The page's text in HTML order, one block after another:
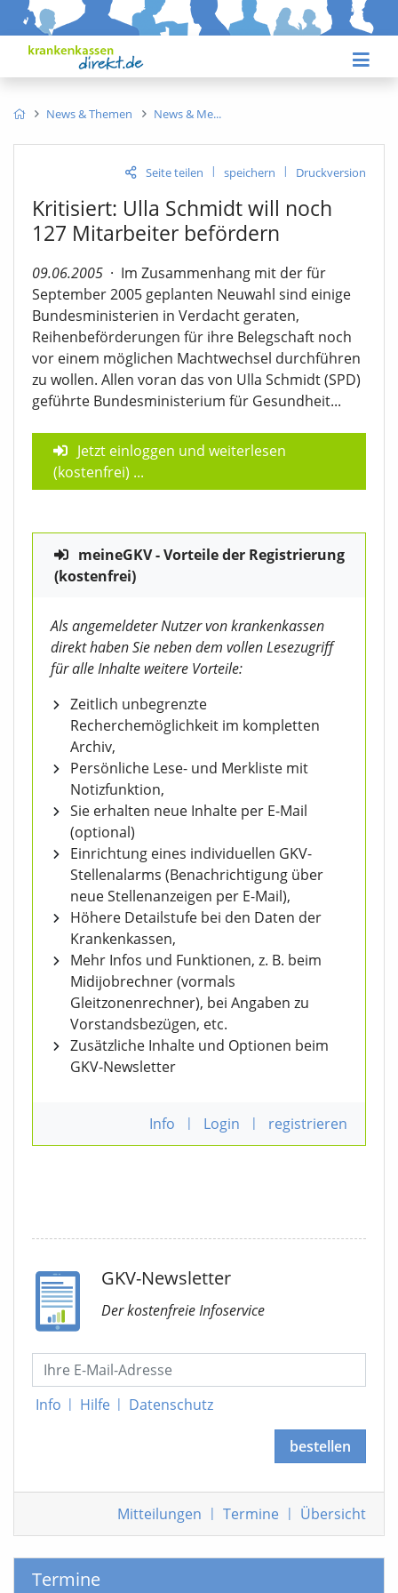
News & Themen News & Me
Seite teilen | speichern | Druckversion
Kritisiert: Ulla Schmidt will noch
127 Mitarbeiter befördern
09.06.2005 · Im Zusammenhang mit der für
September 2005 geplanten Neuwahl sind einige
Bundesministerien in Verdacht geraten,
Reihenbeförderungen für ihre Belegschaft noch
vor einem möglichen Machtwechsel durchführen
zu wollen. Allen voran das von Ulla Schmidt (SPD)
geführte Bundesministerium für Gesundheit...
Jetzt einloggen und weiterlesen
(kostenfrei) ...
meineGKV - Vorteile der Registrierung
(kostenfrei)
Als angemeldeter Nutzer von krankenkassen
direkt haben Sie neben dem vollen Lesezugriff
für alle Inhalte weitere Vorteile:
Zeitlich unbegrenzte
Recherchemöglichkeit im kompletten
Archiv,
Persönliche Lese- und Merkliste mit
Notizfunktion,
Sie erhalten neue Inhalte per E-Mail
(optional)
Einrichtung eines individuellen GKV-
Stellenalarms (Benachrichtigung über
neue Stellenanzeigen per E-Mail),
Höhere Detailstufe bei den Daten der
Krankenkassen,
Mehr Infos und Funktionen, z. B. beim
Midijobrechner (vormals
Gleitzonenrechner), bei Angaben zu
Vorstandsbezügen, etc.
Zusätzliche Inhalte und Optionen beim
GKV-Newsletter
Info | Login | registrieren
GKV-Newsletter
Der kostenfreie Infoservice
Info | Hilfe | Datenschutz
bestellen
Mitteilungen | Termine | Übersicht
Termine